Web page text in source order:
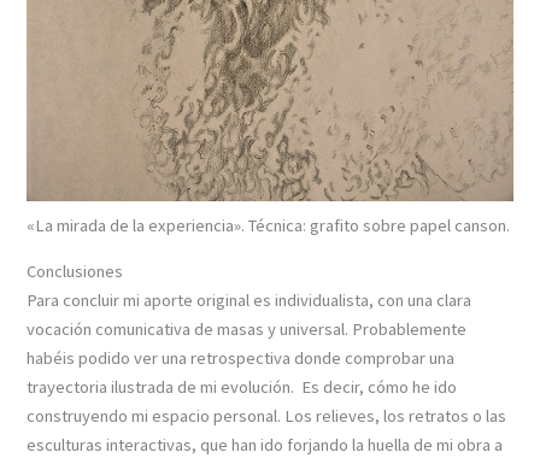
«La mirada de la experiencia». Técnica: grafito sobre papel canson.
Conclusiones
Para concluir mi aporte original es individualista, con una clara
vocación comunicativa de masas y universal. Probablemente
habéis podido ver una retrospectiva donde comprobar una
trayectoria ilustrada de mi evolución. Es decir, cómo he ido
construyendo mi espacio personal. Los relieves, los retratos o las
esculturas interactivas, que han ido forjando la huella de mi obra a